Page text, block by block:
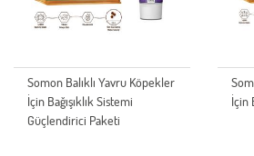
Somon Balıklı Yavru Köpekler
İçin Bağışıklık Sistemi
Güçlendirici Paketi
İçin